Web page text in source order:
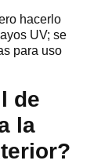
hacerlo
UV; se
para uso
de
la